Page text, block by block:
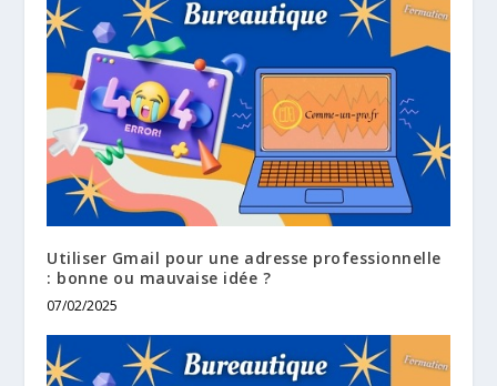
Utiliser Gmail pour une adresse professionnelle
: bonne ou mauvaise idée ?
07/02/2025